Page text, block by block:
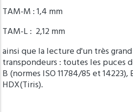
TAM-M : 1,4 mm
TAM-L : 2,12 mm
ainsi que la lecture d'un très
transpondeurs : toutes les puces
B (normes ISO 11784/85 et
HDX(Tiris).